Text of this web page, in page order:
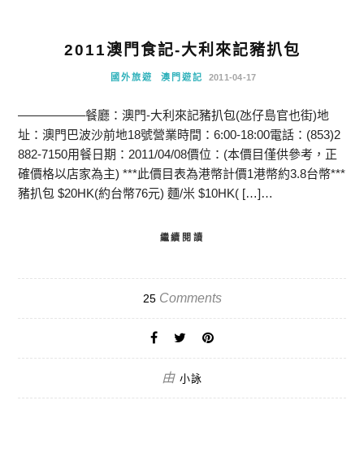
2011澳門食記-大利來記豬扒包
國外旅遊 澳門遊記 2011-04-17
—————–餐廳：澳門-大利來記豬扒包(氹仔島官也街)地
址：澳門巴波沙前地18號營業時間：6:00-18:00電話：(853)2
882-7150用餐日期：2011/04/08價位：(本價目僅供參考，正
確價格以店家為主) ***此價目表為港幣計價1港幣約3.8台幣***
豬扒包 $20HK(約台幣76元) 麵/米 $10HK( […]…
繼續閱讀
25Comments
由 小詠